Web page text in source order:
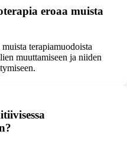
eroaa muista
terapiamuodoista
muuttamiseen ja niiden